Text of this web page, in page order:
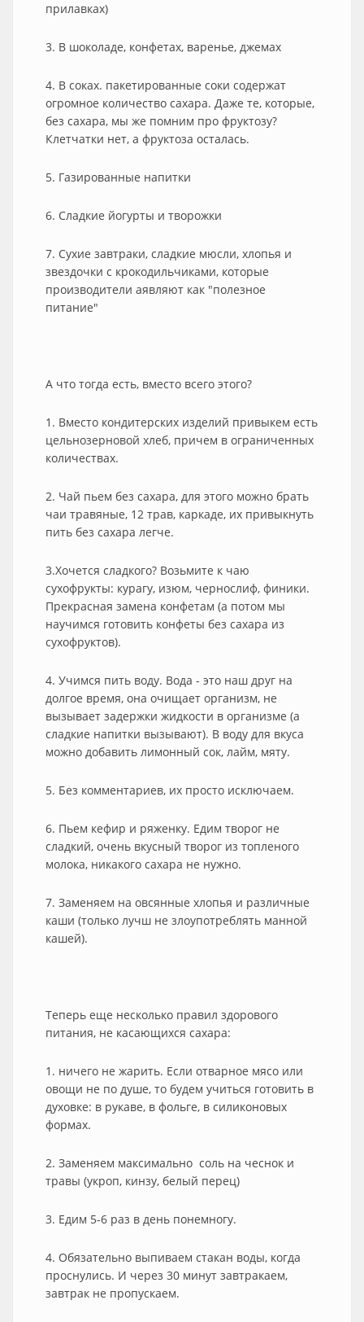
прилавках)
3. В шоколаде, конфетах, варенье, джемах
4. В соках. пакетированные соки содержат
огромное количество сахара. Даже те, которые,
без сахара, мы же помним про фруктозу?
Клетчатки нет, а фруктоза осталась.
5. Газированные напитки
6. Сладкие йогурты и творожки
7. Сухие завтраки, сладкие мюсли, хлопья и
звездочки с крокодильчиками, которые
производители аявляют как "полезное
питание"
А что тогда есть, вместо всего этого?
1. Вместо кондитерских изделий привыкем есть
цельнозерновой хлеб, причем в ограниченных
количествах.
2. Чай пьем без сахара, для этого можно брать
чаи травяные, 12 трав, каркаде, их привыкнуть
пить без сахара легче.
3.Хочется сладкого? Возьмите к чаю
сухофрукты: курагу, изюм, чернослиф, финики.
Прекрасная замена конфетам (а потом мы
научимся готовить конфеты без сахара из
сухофруктов).
4. Учимся пить воду. Вода - это наш друг на
долгое время, она очищает организм, не
вызывает задержки жидкости в организме (а
сладкие напитки вызывают). В воду для вкуса
можно добавить лимонный сок, лайм, мяту.
5. Без комментариев, их просто исключаем.
6. Пьем кефир и ряженку. Едим творог не
сладкий, очень вкусный творог из топленого
молока, никакого сахара не нужно.
7. Заменяем на овсянные хлопья и различные
каши (только лучш не злоупотреблять манной
кашей).
Теперь еще несколько правил здорового
питания, не касающихся сахара:
1. ничего не жарить. Если отварное мясо или
овощи не по душе, то будем учиться готовить в
духовке: в рукаве, в фольге, в силиконовых
формах.
2. Заменяем максимально соль на чеснок и
травы (укроп, кинзу, белый перец)
3. Едим 5-6 раз в день понемногу.
4. Обязательно выпиваем стакан воды, когда
проснулись. И через 30 минут завтракаем,
завтрак не пропускаем.